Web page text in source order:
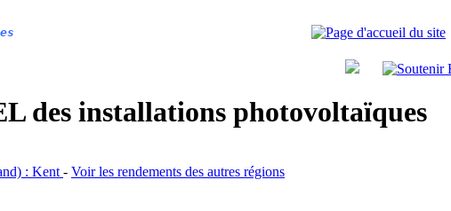
des installations photovoltaïques
: Kent - Voir les rendements des autres régions